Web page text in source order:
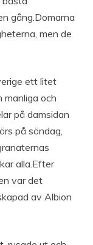
gång.Domarna
men de
ett litet
manliga och
på damsidan
på söndag,
alla.Efter
var det
av Albion